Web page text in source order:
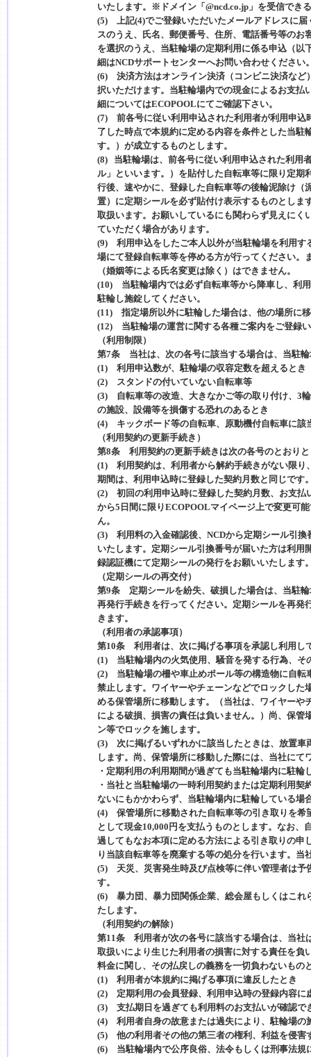
いたします。※ドメイン「@ncd.co.jp」を受信でき
(5) 上記(4)でご登録いただいたメールアドレスに
スのうえ、氏名、郵便番号、住所、電話番号等の
を選択のうえ、当駐輪場の定期利用に係る申込（
細はNCDサポートセンターへお問い合わせください
(6) 決済方法はオンライン決済（コンビニ決済など
択いただけます。当駐輪場内での現金によるお支
細についてはECOPOOLにてご確認下さい。
(7) 前各号に従い利用申込された利用者が利用申込
了した時点で本規約に定める内容を条件とした当
す。）が成立するものとします。
(8) 当駐輪場は、前各号に従い利用申込された利用
ル」といいます。）を貼付した自転車等に限り定
行後、速やかに、登録した自転車等の後輪泥除け
置）に定期シールを必ず貼付け表示するものとし
取扱います。お願いしているにも関わらず見えに
ていただく場合があります。
(9) 利用申込をしたご本人以外が当駐輪場を利用す
場にて登録自転車等を停める方が行ってください
（婚姻等による氏名変更は除く）はできません。
(10) 当駐輪場内では必ず自転車等から降車し、利
駐輪し施錠してください。
(11) 指定場所以外に駐輪した場合は、他の場所に
(12) 当駐輪場の運営に関する各種ご案内をご登録
（利用制限）
第7条 当社は、次の各号に該当する場合は、当駐
(1) 利用申込数が、駐輪場の収容定数を超えるとき
(2) スタンドの付いていない自転車等
(3) 自転車等の改造、大きなかご等の取り付け、3
の施設、設備等を損傷する恐れのあるとき
(4) キックボード等の自転車、原動機付自転車に該
（利用契約の更新手続き）
第8条 利用契約の更新手続きは次の各号のとおりと
(1) 利用契約は、利用者から解約手続きがない限り
期間は、利用申込時に登録した契約月数と同じです
(2) 初回の利用申込時に登録した契約月数、お支払
から5日間に限りECOPOOLマイページ上で変更可
ん。
(3) 利用料の入金確認後、NCDから定期シール引換
いたします。定期シール引換番号が届いた方は利
録認証機にて定期シールの発行をお願いいたします
（定期シールの再交付）
第9条 定期シールを紛失、破損した場合は、当駐
再発行手続きを行ってください。定期シールを再
きます。
（利用者の承認事項）
第10条 利用者は、次に掲げる事項を承認し利用し
(1) 当駐輪場内の火気使用、騒音を発する行為、そ
(2) 当駐輪場の柵や車止めポール等の構造物に自転
禁止します。ワイヤーやチェーンなどでロックし
める保管場所に移動します。（当社は、ワイヤー
による破損、損害の責任は負いません。）尚、保
ン等でロックを施します。
(3) 次に掲げるいずれかに該当したときは、放置車
します。尚、保管場所に移動した際には、当社に
・定期利用の利用期間が過ぎても当駐輪場内に駐輪
・当社と当駐輪場の一時利用契約または定期利用
ないにもかかわらず、当駐輪場内に駐輪している場
(4) 保管場所に移動された自転車等の引き取りを希
として現金10,000円を支払うものとします。なお
過してもなお本項に定める方法による引き取りの
り当該自転車等を廃棄する等の処分を行います。
(5) 天災、災害発生時及び点検等に伴い管理者は予
す。
(6) 暴力団、暴力団関係企業、総会屋もしくはこれ
たします。
（利用契約の解除）
第11条 利用者が次の各号に該当する場合は、当社
取扱いにより生じた利用者の損害に対する責任を
料金に関し、その払戻しの義務を一切負わないもの
(1) 利用者が本規約に掲げる事項に違反したとき
(2) 定期利用の会員登録、利用申込時の登録内容に
(3) 支払期日を過ぎても利用料のお支払いが確認で
(4) 利用者自身の故意または過失により、駐輪場の
(5) 他の利用者その他の第三者の権利、利益を侵害
(6) 当駐輪場内で公序良俗、法令もしくは刑事法規